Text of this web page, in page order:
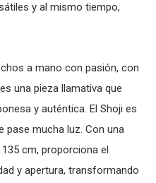
y al mismo tiempo,
a mano con pasión, con
una pieza llamativa que
y auténtica. El Shoji es
pase mucha luz. Con una
cm, proporciona el
y apertura, transformando